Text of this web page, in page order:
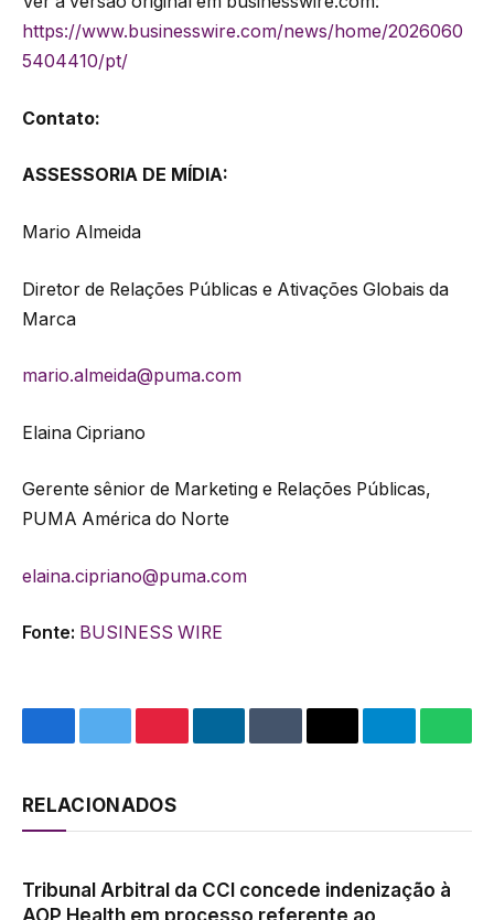
https://www.businesswire.com/news/home/2026060
5404410/pt/
Contato:
ASSESSORIA DE MÍDIA:
Mario Almeida
Diretor de Relações Públicas e Ativações Globais da
Marca
mario.almeida@puma.com
Elaina Cipriano
Gerente sênior de Marketing e Relações Públicas,
PUMA América do Norte
elaina.cipriano@puma.com
Fonte: BUSINESS WIRE
Facebook
TwitterPinterestLinkedInTumblrEmail Telegram
RELACIONADOS
Tribunal Arbitral da CCI concede indenização à